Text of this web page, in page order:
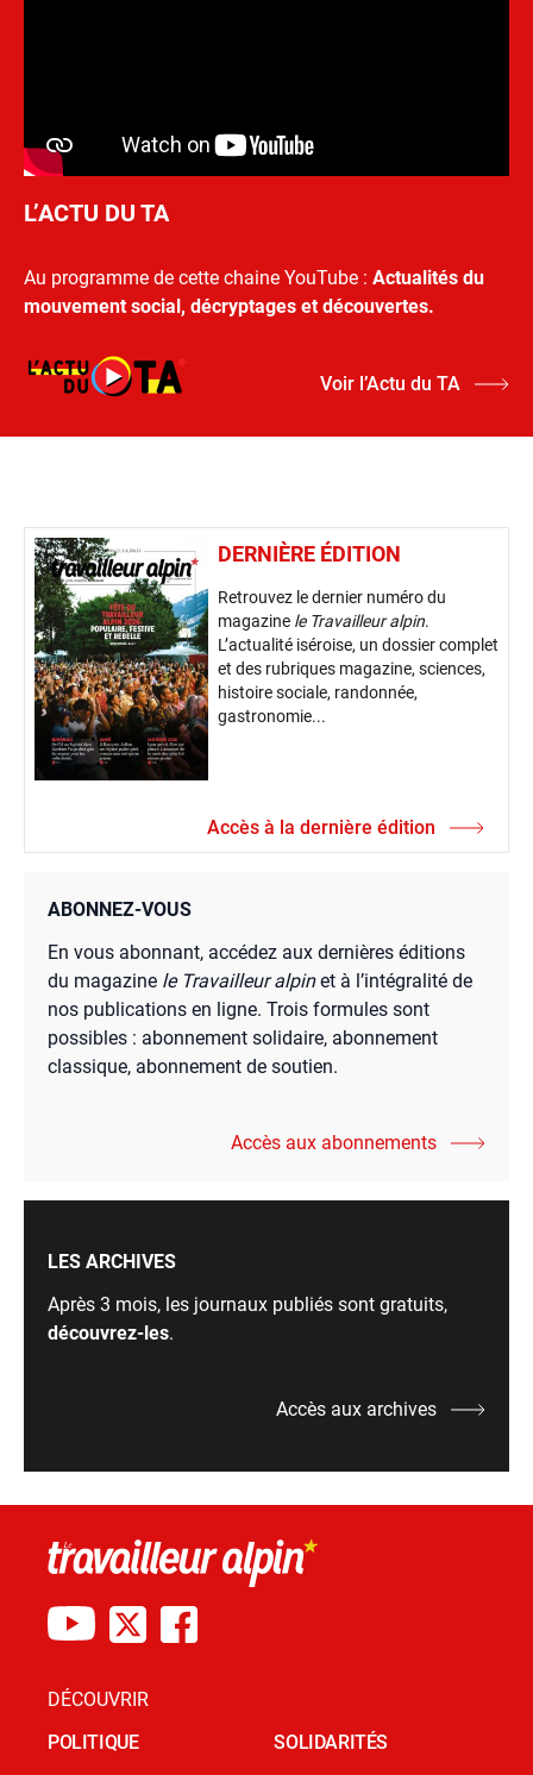
L’ACTU DU TA
Au programme de cette chaine YouTube : Actualités du
mouvement social, décryptages et découvertes.
Voir l’Actu du TA
DERNIÈRE ÉDITION
Retrouvez le dernier numéro du
magazine le Travailleur alpin.
L’actualité iséroise, un dossier complet
et des rubriques magazine, sciences,
histoire sociale, randonnée,
gastronomie...
Accès à la dernière édition
ABONNEZ-VOUS
En vous abonnant, accédez aux dernières éditions
du magazine le Travailleur alpinet à l’intégralité de
nos publications en ligne. Trois formules sont
possibles : abonnement solidaire, abonnement
classique, abonnement de soutien.
Accès aux abonnements
LES ARCHIVES
Après 3 mois, les journaux publiés sont gratuits,
découvrez-les.
Accès aux archives
DÉCOUVRIR
POLITIQUE
SOLIDARITÉS